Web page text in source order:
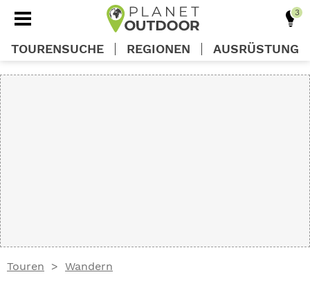
Touren Wandern
TOURENSUCHE REGIONEN AUSRÜSTUNG